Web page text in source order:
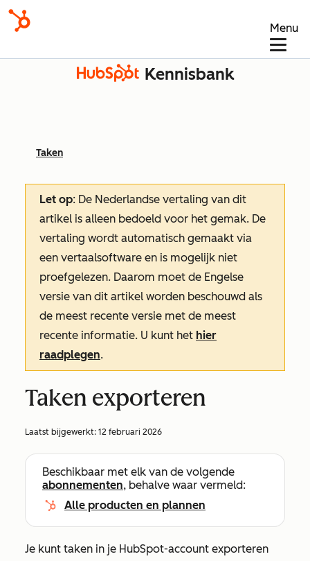
Menu
Kennisbank
Taken
Let op: De Nederlandse vertaling van dit
artikel is alleen bedoeld voor het gemak. De
vertaling wordt automatisch gemaakt via
een vertaalsoftware en is mogelijk niet
proefgelezen. Daarom moet de Engelse
versie van dit artikel worden beschouwd als
de meest recente versie met de meest
recente informatie. U kunt het hier
raadplegen.
Taken exporteren
Laatst bijgewerkt: 12 februari 2026
Beschikbaar met elk van de volgende
abonnementen, behalve waar vermeld:
Alle producten en plannen
Je kunt taken in je HubSpot-account exporteren